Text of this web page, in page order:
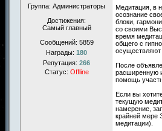
Группа: Администраторы
Достижения:
Самый главный
Сообщений: 5859
Награды: 180
Репутация: 266
Статус: Offline
Медитация, в
осознание
блоки,
со своими
время
общего с
После
расширенную
помощь
Если вы
текущую
намерение,
крайней мере
медитации).